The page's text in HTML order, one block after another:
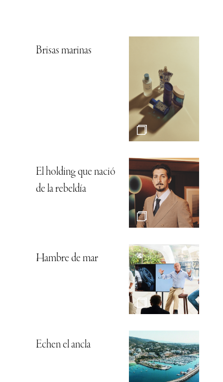
Brisas marinas
El holding que nació
de la rebeldía
Hambre de mar
Echen el ancla